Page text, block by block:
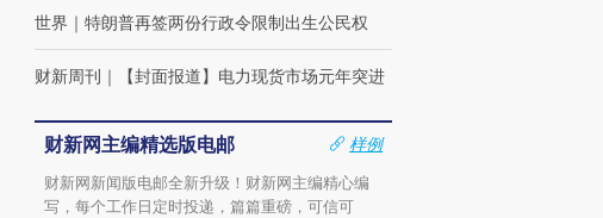
世界 ｜ 特朗普再签两份行政令限制出生公民权
财新周刊 ｜ 【封面报道】电力现货市场元年突进
财新网主编精选版电邮
样例
财新网新闻版电邮全新升级！财新网主编精心编
写，每个工作日定时投递，篇篇重磅，可信可